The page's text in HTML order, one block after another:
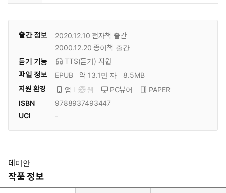
출간 정보 2020.12.10 전자책 출간
2000.12.20 종이책 출간
듣기 기능
TTS(듣기) 지원
파일 정보
EPUB 약 13.1만 자
8.5MB
지원 환경
앱 웹 PC뷰어
PAPER
ISBN
9788937493447
UCI
-
데미안
작품 정보